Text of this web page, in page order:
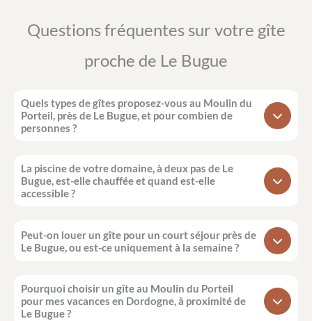
Questions fréquentes sur votre gîte
proche de Le Bugue
Quels types de gîtes proposez-vous au Moulin du
Porteil, près de Le Bugue, et pour combien de
personnes ?
La piscine de votre domaine, à deux pas de Le
Bugue, est-elle chauffée et quand est-elle
accessible ?
Peut-on louer un gîte pour un court séjour près de
Le Bugue, ou est-ce uniquement à la semaine ?
Pourquoi choisir un gîte au Moulin du Porteil
pour mes vacances en Dordogne, à proximité de
Le Bugue ?